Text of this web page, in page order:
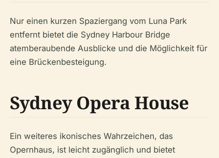
Nur einen kurzen Spaziergang vom Luna Park
entfernt bietet die Sydney Harbour Bridge
atemberaubende Ausblicke und die Möglichkeit für
eine Brückenbesteigung.
Sydney Opera House
Ein weiteres ikonisches Wahrzeichen, das
Opernhaus, ist leicht zugänglich und bietet